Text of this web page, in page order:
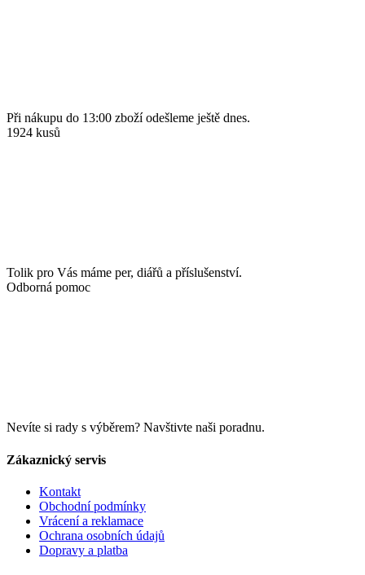
Při nákupu do 13:00 zboží odešleme ještě dnes.
1924 kusů
Tolik pro Vás máme per, diářů a příslušenství.
Odborná pomoc
Nevíte si rady s výběrem? Navštivte naši poradnu.
Zákaznický servis
Kontakt
Obchodní podmínky
Vrácení a reklamace
Ochrana osobních údajů
Dopravy a platba